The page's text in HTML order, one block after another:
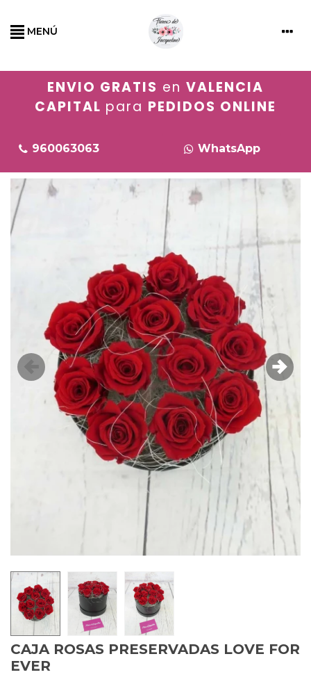
MENÚ
ENVIO GRATIS en VALENCIA
CAPITAL para PEDIDOS ONLINE
960063063 WhatsApp
CAJA ROSAS PRESERVADAS LOVE FOR
EVER